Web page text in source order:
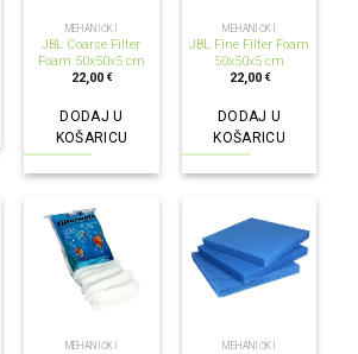
MEHANIČKI
JBL Coarse Filter
Foam 50x50x5 cm
22,00 €
DODAJ U
KOŠARICU
MEHANIČKI
JBL Fine Filter Foam
50x50x5 cm
22,00 €
DODAJ U
KOŠARICU
MEHANIČKI MEHANIČKI